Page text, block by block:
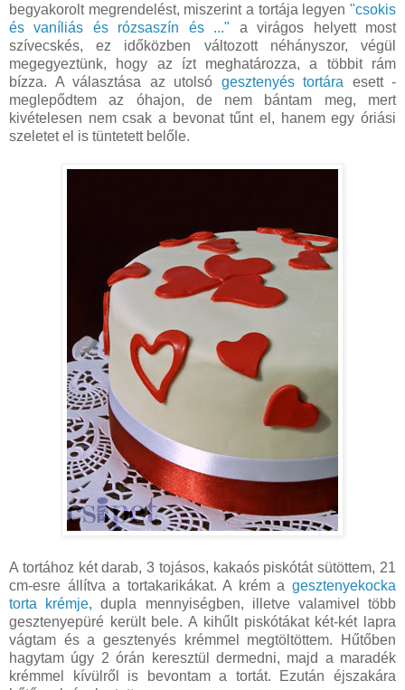
begyakorolt megrendelést, miszerint a tortája legyen "csokis
és vaníliás és rózsaszín és ..." a virágos helyett most
szívecskés, ez időközben változott néhányszor, végül
megegyeztünk, hogy az ízt meghatározza, a többit rám
bízza. A választása az utolsó gesztenyés tortára esett -
meglepődtem az óhajon, de nem bántam meg, mert
kivételesen nem csak a bevonat tűnt el, hanem egy óriási
szeletet el is tüntetett belőle.
A tortához két darab, 3 tojásos, kakaós piskótát sütöttem, 21
cm-esre állítva a tortakarikákat. A krém a gesztenyekocka
torta krémje, dupla mennyiségben, illetve valamivel több
gesztenyepüré került bele. A kihűlt piskótákat két-két lapra
vágtam és a gesztenyés krémmel megtöltöttem. Hűtőben
hagytam úgy 2 órán keresztül dermedni, majd a maradék
krémmel kívülről is bevontam a tortát. Ezután éjszakára